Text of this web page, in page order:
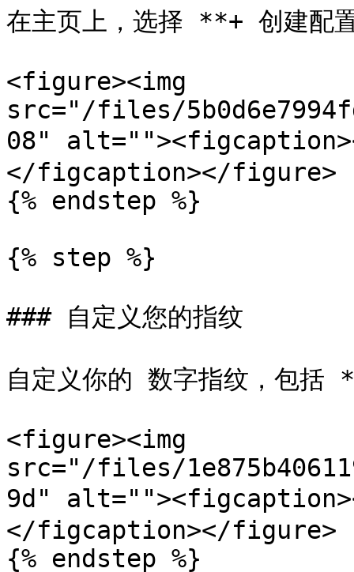
在主页上，选择 **+ 创建配
<figure><img
src="/files/
08"
</figcaption></figure>
{% endstep %}
{% step %}
### 自定义您的指纹
自定义你的 数字指纹，包
<figure><img
src="/files/
9d"
</figcaption></figure>
{% endstep %}